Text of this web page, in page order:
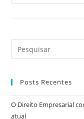
Posts Recentes
O Direito Empresarial
atual